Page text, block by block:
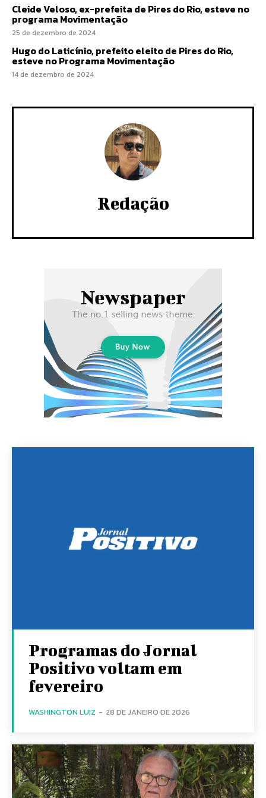
Cleide Veloso, ex-prefeita de Pires do Rio, esteve no
programa Movimentação
25 de dezembro de 2024
Hugo do Laticínio, prefeito eleito de Pires do Rio,
esteve no Programa Movimentação
14 de dezembro de 2024
Redação
Programas do Jornal
Positivo voltam em
fevereiro
WASHINGTON LUIZ - 28 DE JANEIRO DE 2026